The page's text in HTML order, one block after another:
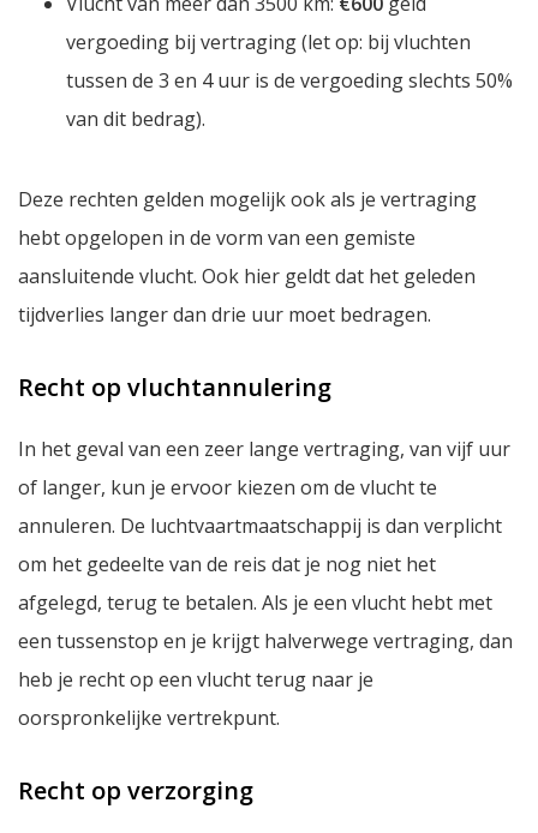
vergoeding bij vertraging (let op: bij vluchten
tussen de 3 en 4 uur is de vergoeding slechts 50%
van dit bedrag).
Deze rechten gelden mogelijk ook als je vertraging
hebt opgelopen in de vorm van een gemiste
aansluitende vlucht. Ook hier geldt dat het geleden
tijdverlies langer dan drie uur moet bedragen.
Recht op vluchtannulering
In het geval van een zeer lange vertraging, van vijf uur
of langer, kun je ervoor kiezen om de vlucht te
annuleren. De luchtvaartmaatschappij is dan verplicht
om het gedeelte van de reis dat je nog niet het
afgelegd, terug te betalen. Als je een vlucht hebt met
een tussenstop en je krijgt halverwege vertraging, dan
heb je recht op een vlucht terug naar je
oorspronkelijke vertrekpunt.
Recht op verzorging